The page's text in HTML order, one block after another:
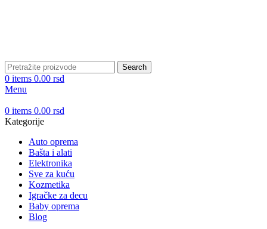
Search
0 items 0.00 rsd
Menu
0 items 0.00 rsd
Kategorije
Auto oprema
Bašta i alati
Elektronika
Sve za kuću
Kozmetika
Igračke za decu
Baby oprema
Blog